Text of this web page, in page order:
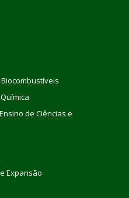
de Ciências e
Expansão